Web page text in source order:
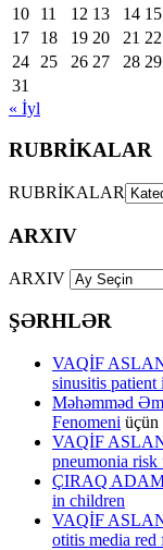
10
11 12 13 14 15
17
18 19 20 21 22
24
25 26 27 28 29
31
« İyl
RUBRİKALAR
RUBRİKALAR
ARXIV
ARXIV
ŞƏRHLƏR
VAQİF
sinusitis patient
Məhəmməd
Fenomeni üçün
VAQİF
pneumonia risk
ÇIRAQ
in children
VAQİF
otitis media red